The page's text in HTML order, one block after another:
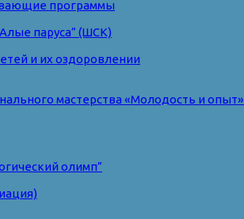
программы
паруса” (ШСК)
и их оздоровлении
мастерства «Молодость и опыт»
олимп”